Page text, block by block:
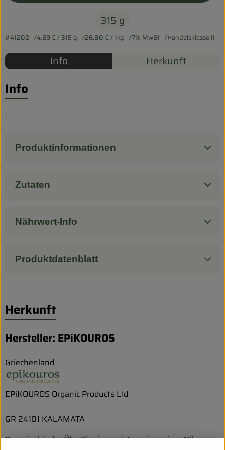
Pferdepension & Reitbetrieb
Firmenkunden
315 g
#41202 4,69 €/ 315 g 26,80 €/ 1kg 7% MwSt Handelsklasse II
Info Herkunft
Info
.
Produktinformationen
Zutaten
Nährwert-Info
Produktdatenblatt
Herkunft
Hersteller: EPíKOUROS
Griechenland
EPíKOUROS Organic Products Ltd
GR 24101 KALAMATA
Der griechische Öko-Pionier und Agraringenieur Nikos